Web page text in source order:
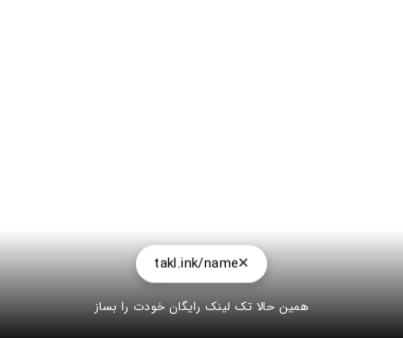
takl.ink/name
همین حالا تک لینک رایگان خودت را بساز